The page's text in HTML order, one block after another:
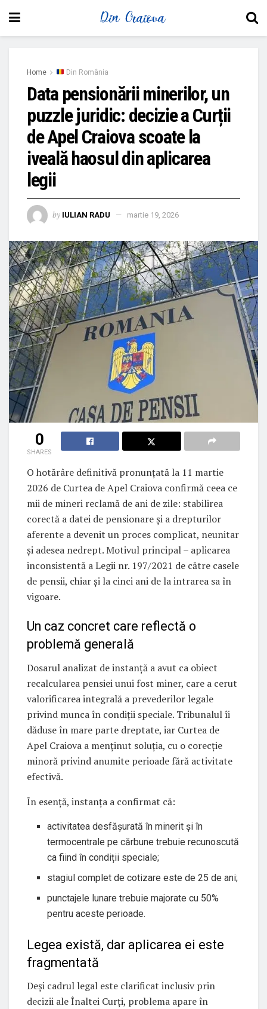
Home Din România
Data pensionării minerilor, un
puzzle juridic: decizie a Curții
de Apel Craiova scoate la
iveală haosul din aplicarea
legii
by IULIAN RADU martie 19, 2026
0
SHARES
O hotărâre definitivă pronunțată la 11 martie
2026 de Curtea de Apel Craiova confirmă ceea ce
mii de mineri reclamă de ani de zile: stabilirea
corectă a datei de pensionare și a drepturilor
aferente a devenit un proces complicat, neunitar
și adesea nedrept. Motivul principal – aplicarea
inconsistentă a Legii nr. 197/2021 de către casele
de pensii, chiar și la cinci ani de la intrarea sa în
vigoare.
Un caz concret care reflectă o
problemă generală
Dosarul analizat de instanță a avut ca obiect
recalcularea pensiei unui fost miner, care a cerut
valorificarea integrală a prevederilor legale
privind munca în condiții speciale. Tribunalul îi
dăduse în mare parte dreptate, iar Curtea de
Apel Craiova a menținut soluția, cu o corecție
minoră privind anumite perioade fără activitate
efectivă.
În esență, instanța a confirmat că:
activitatea desfășurată în minerit și în
termocentrale pe cărbune trebuie recunoscută
ca fiind în condiții speciale;
stagiul complet de cotizare este de 25 de ani;
punctajele lunare trebuie majorate cu 50%
pentru aceste perioade.
Legea există, dar aplicarea ei este
fragmentată
Deși cadrul legal este clarificat inclusiv prin
decizii ale Înaltei Curți, problema apare în